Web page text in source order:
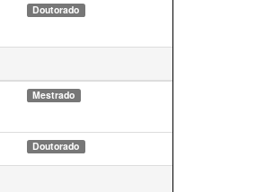
Doutorado
Mestrado
Doutorado